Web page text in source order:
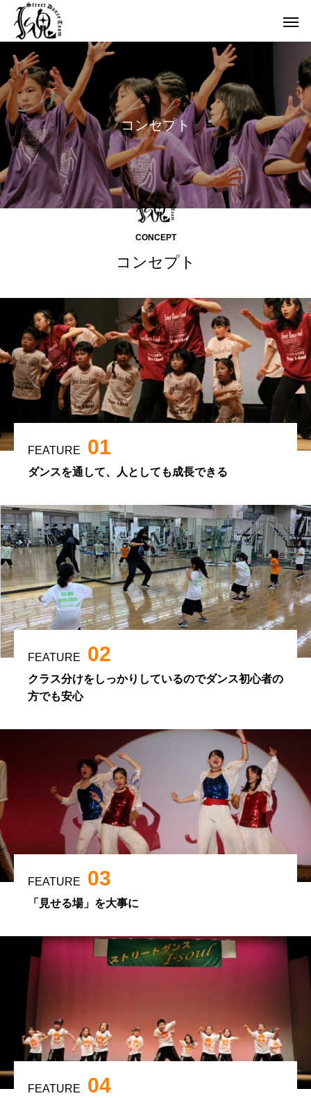
コンセプト
CONCEPT
コンセプト
FEATURE 01
ダンスを通して、人としても成長できる
FEATURE 02
クラス分けをしっかりしているのでダンス初心者の
方でも安心
FEATURE 03
「見せる場」を大事に
FEATURE 04